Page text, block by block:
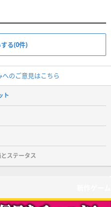
る(0件)
のご意見はこちら
ト
ステータス